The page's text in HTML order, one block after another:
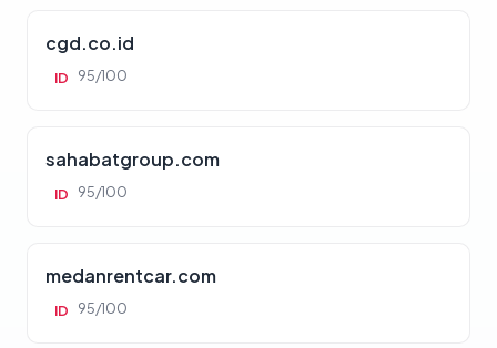
cgd.co.id
ID 95/100
sahabatgroup.com
ID 95/100
medanrentcar.com
ID 95/100